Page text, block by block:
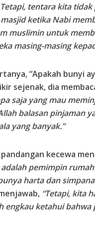
tentara kita
ketika Nabi
muslimin untuk
masing-masing
“Apakah bunyi
sejenak, dia
saja yang mau
balasan pinjaman
yang banyak.”
kecewa
adalah pemimpin
harta dan
“Tetapi, kita
engkau ketahui